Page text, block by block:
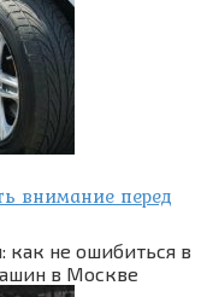
внимание перед
не ошибиться в
в Москве